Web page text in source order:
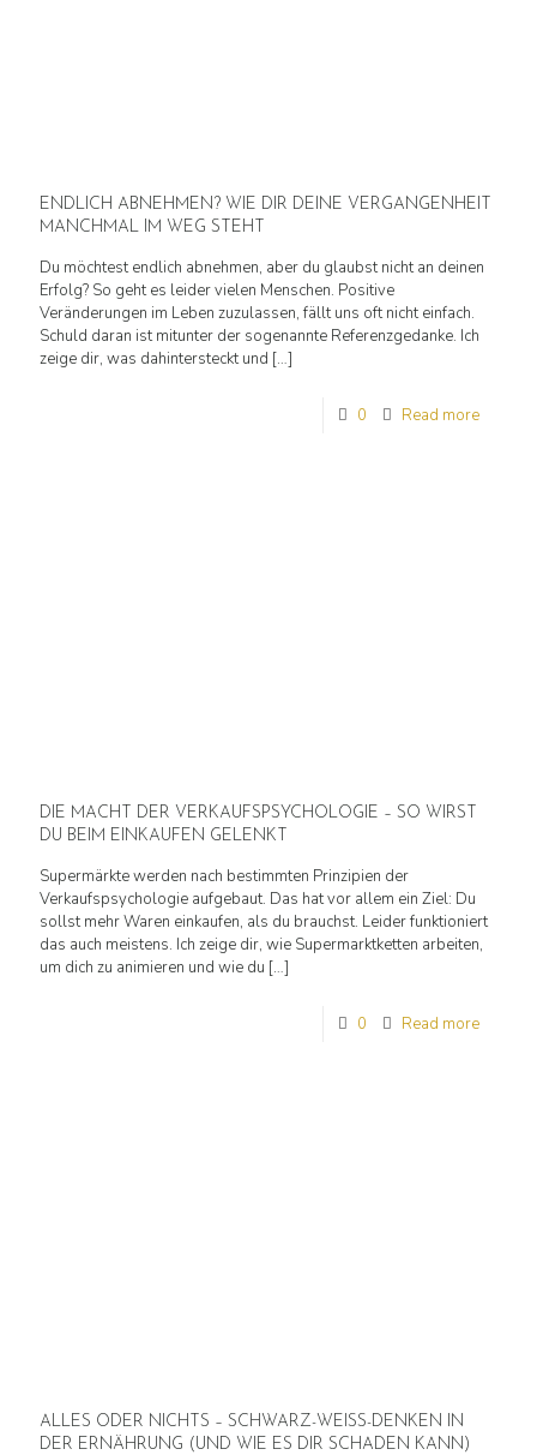
ENDLICH ABNEHMEN? WIE DIR DEINE VERGANGENHEIT
MANCHMAL IM WEG STEHT
Du möchtest endlich abnehmen, aber du glaubst nicht an deinen
Erfolg? So geht es leider vielen Menschen. Positive
Veränderungen im Leben zuzulassen, fällt uns oft nicht einfach.
Schuld daran ist mitunter der sogenannte Referenzgedanke. Ich
zeige dir, was dahintersteckt und […]
0 Read more
DIE MACHT DER VERKAUFSPSYCHOLOGIE – SO WIRST
DU BEIM EINKAUFEN GELENKT
Supermärkte werden nach bestimmten Prinzipien der
Verkaufspsychologie aufgebaut. Das hat vor allem ein Ziel: Du
sollst mehr Waren einkaufen, als du brauchst. Leider funktioniert
das auch meistens. Ich zeige dir, wie Supermarktketten arbeiten,
um dich zu animieren und wie du […]
0 Read more
ALLES ODER NICHTS – SCHWARZ-WEISS-DENKEN IN
DER ERNÄHRUNG (UND WIE ES DIR SCHADEN KANN)